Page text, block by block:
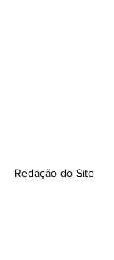
Redação do Site